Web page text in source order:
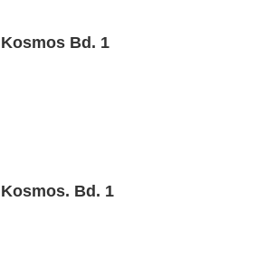
Kosmos Bd. 1
Kosmos. Bd. 1